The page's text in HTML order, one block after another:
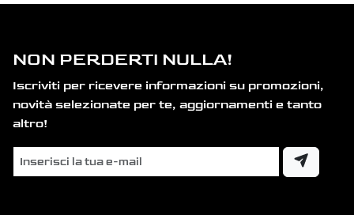
NON PERDERTI NULLA!
Iscriviti per ricevere informazioni su promozioni,
novità selezionate per te, aggiornamenti e tanto
altro!